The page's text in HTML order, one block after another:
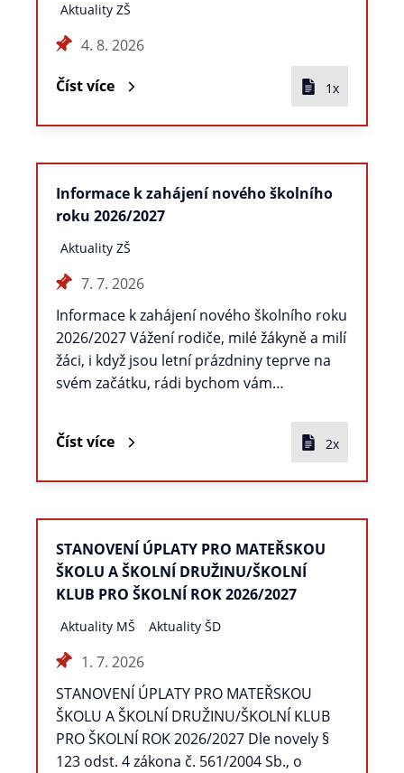
Aktuality ZŠ
4. 8. 2026
Číst více 1x
Informace k zahájení nového školního
roku 2026/2027
Aktuality ZŠ
7. 7. 2026
Informace k zahájení nového školního roku
2026/2027 Vážení rodiče, milé žákyně a milí
žáci, i když jsou letní prázdniny teprve na
svém začátku, rádi bychom vám…
Číst více 2x
STANOVENÍ ÚPLATY PRO MATEŘSKOU
ŠKOLU A ŠKOLNÍ DRUŽINU/ŠKOLNÍ
KLUB PRO ŠKOLNÍ ROK 2026/2027
Aktuality MŠ Aktuality ŠD
1. 7. 2026
STANOVENÍ ÚPLATY PRO MATEŘSKOU
ŠKOLU A ŠKOLNÍ DRUŽINU/ŠKOLNÍ KLUB
PRO ŠKOLNÍ ROK 2026/2027 Dle novely §
123 odst. 4 zákona č. 561/2004 Sb., o